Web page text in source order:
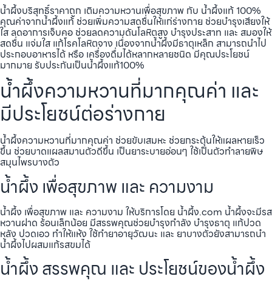
น้ำผึ้งบริสุทธิ์ราคาถูก เติมความหวานเพื่อสุขภาพ กับ น้ำผึ้งแท้ 100%
คุณค่าจากน้ำผึ้งแท้ ช่วยเพิ่มความสดชื่นให้แก่ร่างกาย ช่วยบำรุงเสียงให้
ใส ลดอาการเจ็บคอ ช่วยลดความดันโลหิตสูง บำรุงประสาท และ สมองให้
สดชื่น แจ่มใส แก้โรคโลหิตจาง เนื่องจากน้ำผึ้งมีธาตุเหล็ก สามารถนำไป
ประกอบอาหารได้ หรือ เครื่องดื่มได้หลากหลายชนิด มีคุณประโยชน์
มากมาย รับประกันเป็นน้ำผึ้งแท้100%
น้ำผึ้งความหวานที่มากคุณค่า และ
มีประโยชน์ต่อร่างกาย
น้ำผึ้งความหวานที่มากคุณค่า ช่วยขับเสมหะ ช่วยกระตุ้นให้แผลหายเร็ว
ขึ้น ช่วยบาดแผลสมานตัวดีขึ้น เป็นยาระบายอ่อนๆ ใช้เป็นตัวทำลายพิษ
สมุนไพรบางตัว
น้ำผึ้ง เพื่อสุขภาพ และ ความงาม
น้ำผึ้ง เพื่อสุขภาพ และ ความงาม ให้บริการโดย น้ำผึ้ง.com น้ำผึ้งจะมีรส
หวานฝาด ร้อนเล็กน้อย มีสรรพคุณช่วยบำรุงกำลัง บำรุงธาตุ แก้ปวด
หลัง ปวดเอว ทำให้แห้ง ใช้ทำยาอายุวัฒนะ และ ยาบางตัวยังสามารถนำ
น้ำผึ้งไปผสมแก้รสขมได้
น้ำผึ้ง สรรพคุณ และ ประโยชน์ของน้ำผึ้ง